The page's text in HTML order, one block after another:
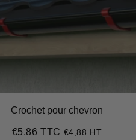
Crochet pour chevron
Prix
€5,86 TTC €5,86
€4,88 HT